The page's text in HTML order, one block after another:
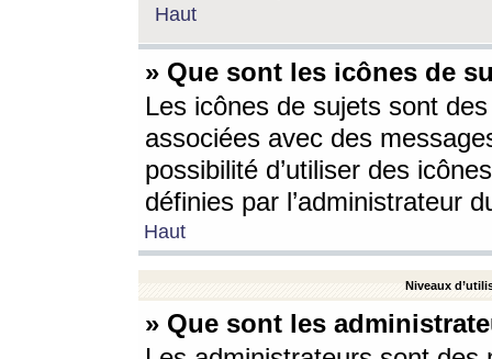
Haut
» Que sont les icônes de
Les icônes de sujets sont
associées avec des
possibilité d’utiliser des
définies par l’administrateur
Haut
Niveaux
» Que sont les